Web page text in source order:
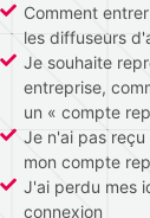
Comment
les diffuseurs
Je souhaite
entreprise,
un « compte
Je n'ai pas
mon compte
J'ai perdu mes
connexion